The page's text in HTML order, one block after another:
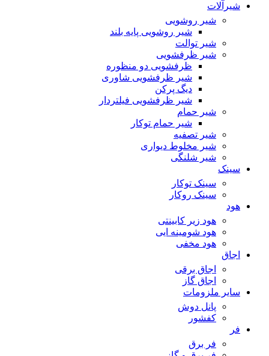
شیرآلات
شیر روشویی
شیر روشویی پایه بلند
شیر توالت
شیر ظرفشویی
ظرفشویی دو منظوره
شیر ظرفشویی شاوری
دیگ پرکن
شیر ظرفشویی فیلتردار
شیر حمام
شیر حمام توکار
شیر تصفیه
شیر مخلوط دیواری
شیر شلنگی
سینک
سینک توکار
سینک روکار
هود
هود زیر كابینتی
هود شومینه ایی
هود مخفى
اجاق
اجاق برقى
اجاق گاز
سایر ملزومات
پانل دوش
کفشور
فر
فر برق